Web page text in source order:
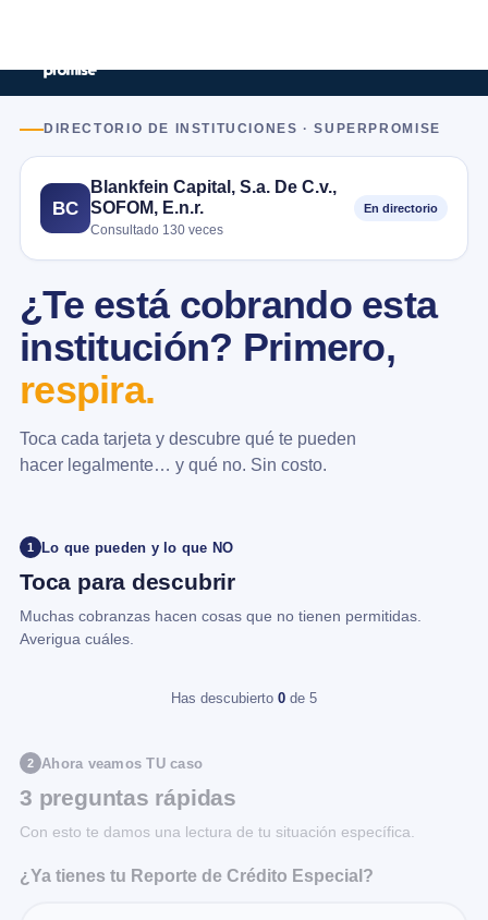
DIRECTORIO DE INSTITUCIONES · SUPERPROMISE
BC
Blankfein Capital, S.a. De C.v.,
SOFOM, E.n.r.
Consultado 130 veces
En directorio
¿Te está cobrando esta
institución? Primero,
respira.
Toca cada tarjeta y descubre qué te pueden
hacer legalmente… y qué no. Sin costo.
1 Lo que pueden y lo que NO
Toca para descubrir
Muchas cobranzas hacen cosas que no tienen permitidas.
Averigua cuáles.
Has descubierto 0 de 5
2 Ahora veamos TU caso
3 preguntas rápidas
Con esto te damos una lectura de tu situación específica.
¿Ya tienes tu Reporte de Crédito Especial?